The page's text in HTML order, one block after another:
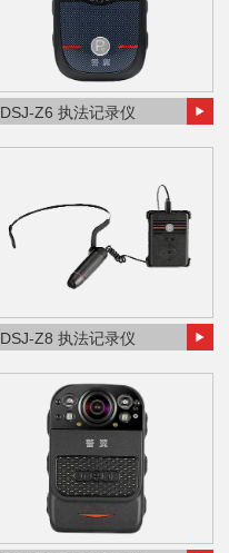
DSJ-Z6 执法记录仪
DSJ-Z8 执法记录仪